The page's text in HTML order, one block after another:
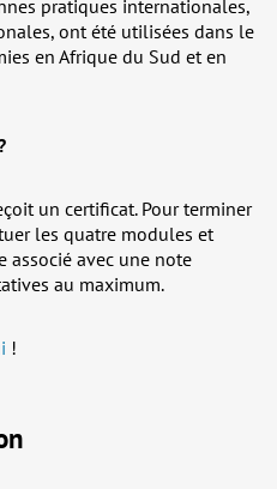
pratiques internationales,
ont été utilisées dans le
en Afrique du Sud et en
un certificat. Pour terminer
les quatre modules et
associé avec une note
au maximum.
!